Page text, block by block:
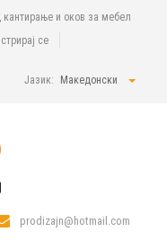
и оков за мебел
се
Јазик: Македонски
prodizajn@hotmail.com